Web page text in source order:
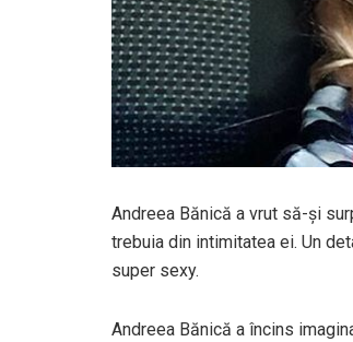
Andreea Bănică a vrut să-și
trebuia din intimitatea ei. Un
super sexy.
Andreea Bănică a încins